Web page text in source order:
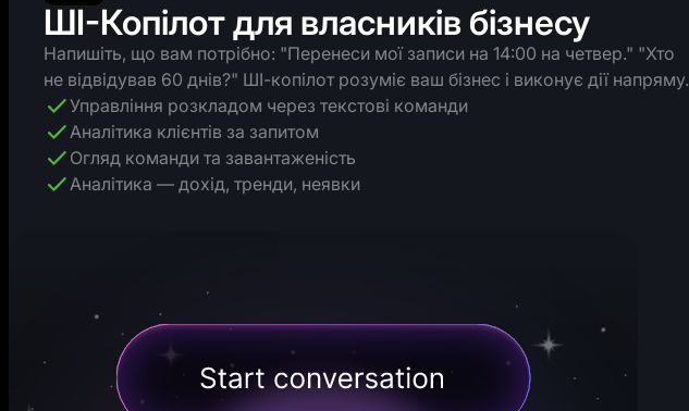
ШІ-Копілот для власників бізнесу
Напишіть, що вам потрібно: "Перенеси мої записи на 14:00 на четвер." "Хто
не відвідував 60 днів?" ШІ-копілот розуміє ваш бізнес і виконує дії напряму.
Управління розкладом через текстові команди
Аналітика клієнтів за запитом
Огляд команди та завантаженість
Аналітика — дохід, тренди, неявки